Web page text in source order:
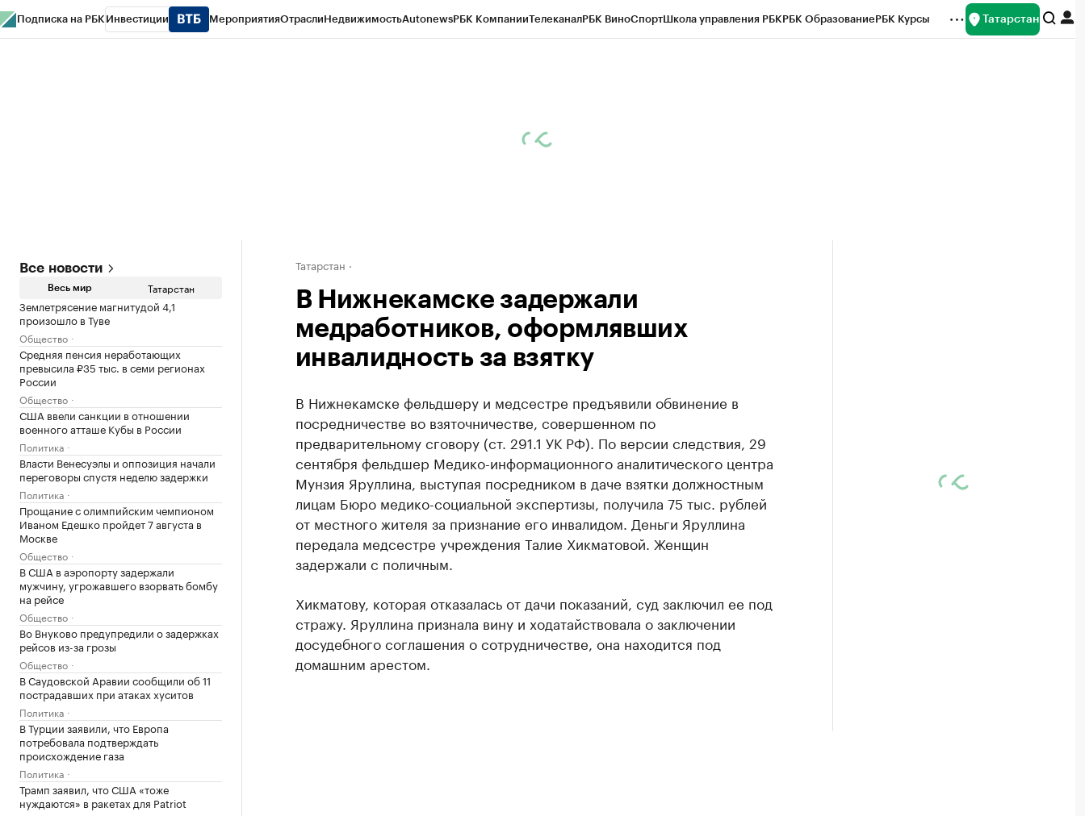
Подписка на РБК Инвестиции МероприятияОтраслиНедвижимостьAutonewsРБК КомпанииТелеканалРБК ВиноСпортШкола управления РБКРБК ОбразованиеРБК Курсы Татарстан
Все новости
Весь мир Татарстан
Землетрясение магнитудой 4,1
произошло в Туве
Общество
Средняя пенсия неработающих
превысила ₽35 тыс. в семи регионах
России
Общество
США ввели санкции в отношении
военного атташе Кубы в России
Политика
Власти Венесуэлы и оппозиция начали
переговоры спустя неделю задержки
Политика
Прощание с олимпийским чемпионом
Иваном Едешко пройдет 7 августа в
Москве
Общество
В США в аэропорту задержали
мужчину, угрожавшего взорвать бомбу
на рейсе
Общество
Во Внуково предупредили о задержках
рейсов из-за грозы
Общество
В Саудовской Аравии сообщили об 11
пострадавших при атаках хуситов
Политика
В Турции заявили, что Европа
потребовала подтверждать
происхождение газа
Политика
Трамп заявил, что США «тоже
нуждаются» в ракетах для Patriot
Татарстан
В Нижнекамске задержали
медработников, оформлявших
инвалидность за взятку
В Нижнекамске фельдшеру и медсестре предъявили обвинение в
посредничестве во взяточничестве, совершенном по
предварительному сговору (ст. 291.1 УК РФ). По версии следствия, 29
сентября фельдшер Медико-информационного аналитического центра
Мунзия Яруллина, выступая посредником в даче взятки должностным
лицам Бюро медико-социальной экспертизы, получила 75 тыс. рублей
от местного жителя за признание его инвалидом. Деньги Яруллина
передала медсестре учреждения Талие Хикматовой. Женщин
задержали с поличным.
Хикматову, которая отказалась от дачи показаний, суд заключил ее под
стражу. Яруллина признала вину и ходатайствовала о заключении
досудебного соглашения о сотрудничестве, она находится под
домашним арестом.